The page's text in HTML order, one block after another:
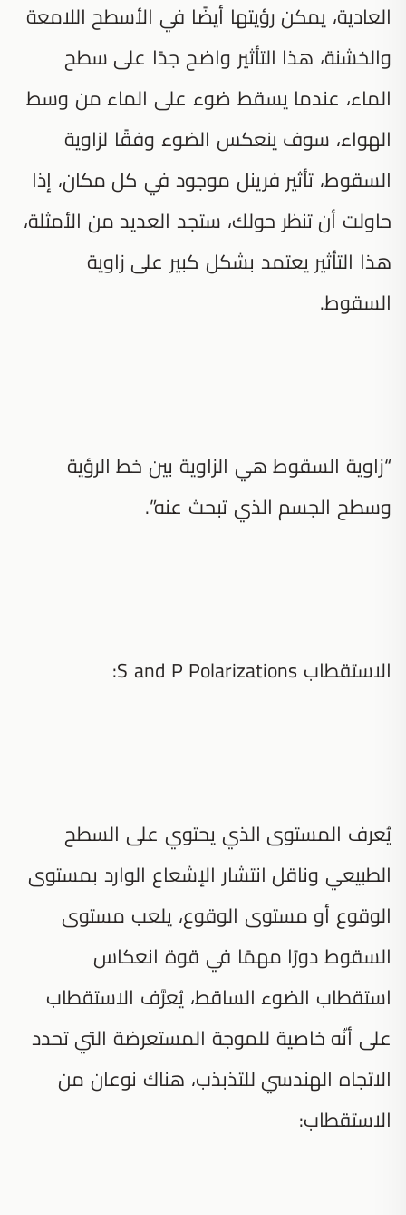
العادية، يمكن رؤيتها أيضًا في الأسطح اللامعة
والخشنة، هذا التأثير واضح جدًا على سطح
الماء، عندما يسقط ضوء على الماء من وسط
الهواء، سوف ينعكس الضوء وفقًا لزاوية
السقوط، تأثير فرينل موجود في كل مكان، إذا
حاولت أن تنظر حولك، ستجد العديد من الأمثلة،
هذا التأثير يعتمد بشكل كبير على زاوية
السقوط.
“زاوية السقوط هي الزاوية بين خط الرؤية
وسطح الجسم الذي تبحث عنه”.
الاستقطاب S and P Polarizations:
يُعرف المستوى الذي يحتوي على السطح
الطبيعي وناقل انتشار الإشعاع الوارد بمستوى
الوقوع أو مستوى الوقوع، يلعب مستوى
السقوط دورًا مهمًا في قوة انعكاس
استقطاب الضوء الساقط، يُعرَّف الاستقطاب
على أنّه خاصية للموجة المستعرضة التي تحدد
الاتجاه الهندسي للتذبذب، هناك نوعان من
الاستقطاب: